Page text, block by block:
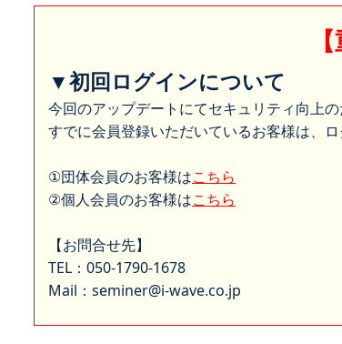
▼初回ログインについて
今回のアップデートにてセキュリティ向上
すでに会員登録いただいているお客様は、
①団体会員のお客様はこちら
②個人会員のお客様はこちら
【お問合せ先】
TEL：050-1790-1678
Mail：seminer@i-wave.co.jp